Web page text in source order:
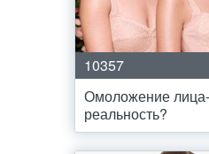
10357
Омоложение
реальность?